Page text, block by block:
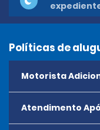
Políticas de
Motorista
Atendimento